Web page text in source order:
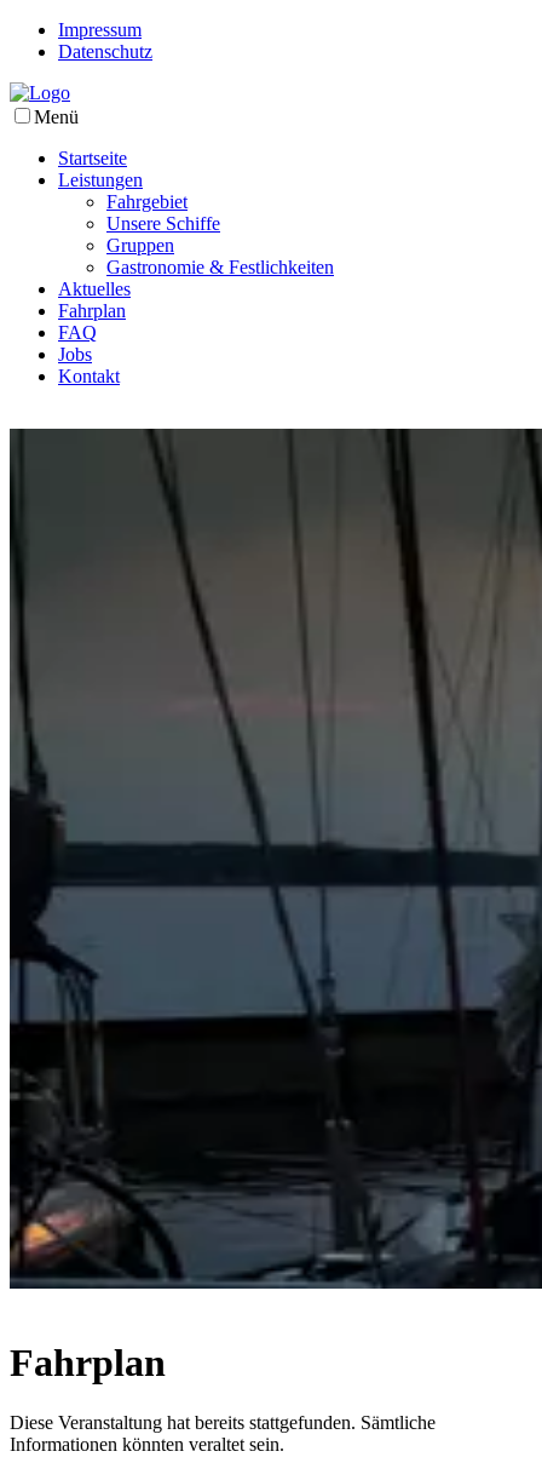
Impressum
Datenschutz
Menü
Startseite
Leistungen
Fahrgebiet
Unsere Schiffe
Gruppen
Gastronomie & Festlichkeiten
Aktuelles
Fahrplan
FAQ
Jobs
Kontakt
Fahrplan
Diese Veranstaltung hat bereits stattgefunden. Sämtliche
Informationen könnten veraltet sein.